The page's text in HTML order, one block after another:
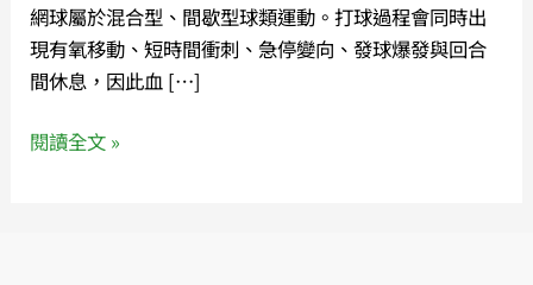
網球屬於混合型、間歇型球類運動。打球過程會同時出
現有氧移動、短時間衝刺、急停變向、發球爆發與回合
間休息，因此血 […]
球
的
血
變
閱讀全文 »